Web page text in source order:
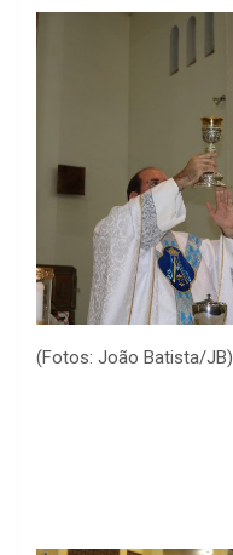
(Fotos: João Batista/JB)